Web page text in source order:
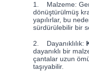
1. Malzeme:
dönüştürülmüş
yapılırlar, bu
sürdürülebilir bir
2. Dayanıklılık:
dayanıklı bir
çantalar uzun
taşıyabilir.